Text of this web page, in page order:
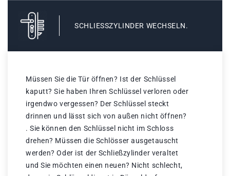
SCHLIESSZYLINDER WECHSELN.
Müssen Sie die Tür öffnen? Ist der Schlüssel
kaputt? Sie haben Ihren Schlüssel verloren oder
irgendwo vergessen? Der Schlüssel steckt
drinnen und lässt sich von außen nicht öffnen?
. Sie können den Schlüssel nicht im Schloss
drehen? Müssen die Schlösser ausgetauscht
werden? Oder ist der Schließzylinder veraltet
und Sie möchten einen neuen? Nicht schlecht,